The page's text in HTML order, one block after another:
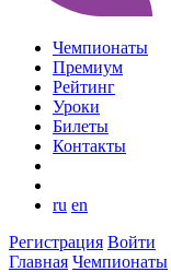
Чемпионаты
Премиум
Рейтинг
Уроки
Билеты
Контакты
ru en
Регистрация Войти
Главная Чемпионаты